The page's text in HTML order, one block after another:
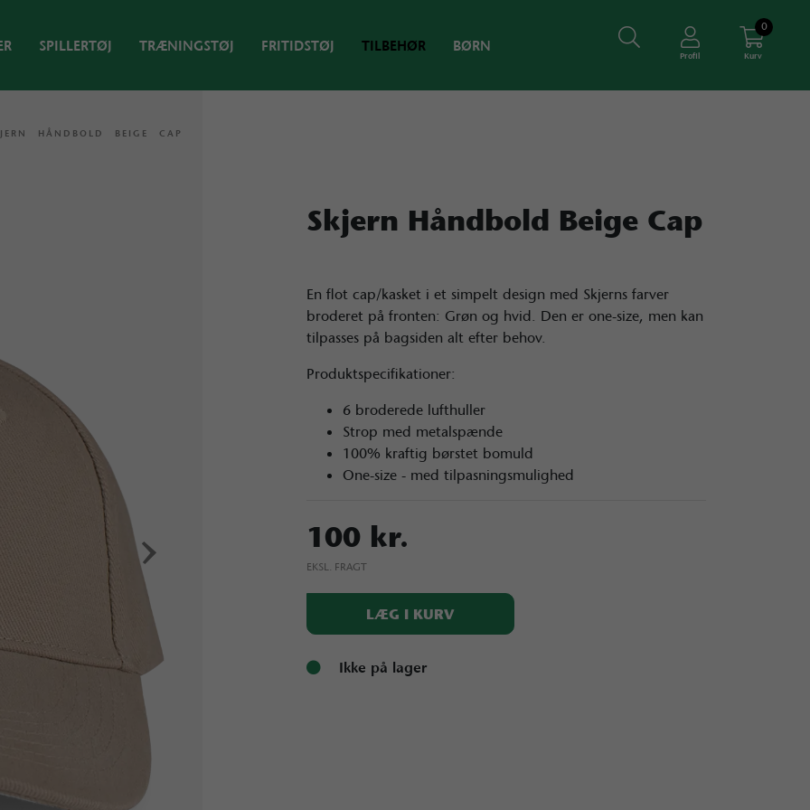
SPILLERTØJ TRÆNINGSTØJ FRITIDSTØJ TILBEHØR BØRN
Profil Kurv
0
HÅNDBOLD BEIGE CAP
›
Skjern Håndbold Beige Cap
En flot cap/kasket i et simpelt design med Skjerns farver
broderet på fronten: Grøn og hvid. Den er one-size, men kan
tilpasses på bagsiden alt efter behov.
Produktspecifikationer:
6 broderede lufthuller
Strop med metalspænde
100% kraftig børstet bomuld
One-size - med tilpasningsmulighed
100 kr.
EKSL. FRAGT
LÆG I KURV
Ikke på lager